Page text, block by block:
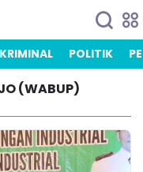
POLITIK
(WABUP)